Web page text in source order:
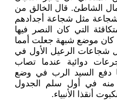
الشاطئ. قال الخالق من
شجاعة مثل شجاعة أجدادهم
التي كان النصر فيها
كان موضع شبهة جعلت أمما
شجاعات الرعيل الأول في
دوائية عندما تصاب
دفع السيد الرب في وضع
منه في أول سلم الجدول
أنقذا الأنبياء.